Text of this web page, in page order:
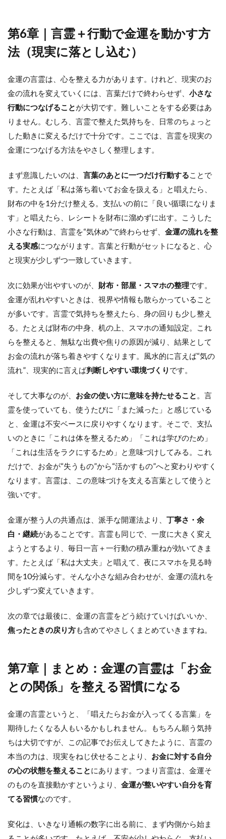
第6章｜言霊＋行動で金運を動かす方
法（現実に落とし込む）
金運の言霊は、心を整える力があります。けれど、現実のお
金の流れを変えていくには、言葉だけで終わらせず、 小さな
行動につなげることが大切です。難しいことをする必要はあ
りません。むしろ、言霊で整えた気持ちを、日常のちょっと
した動きに変えるだけで十分です。ここでは、言霊を現実の
金運につなげる方法をやさしく整理します。
まず意識したいのは、 言葉のあとに一つだけ行動することで
す。たとえば「私は落ち着いてお金を扱える」と唱えたら、
財布の中を1分だけ整える。支払いの前に「良い循環になりま
す」と唱えたら、レシートを財布に溜めずに出す。こうした
小さな行動は、言霊を“気休め”で終わらせず、 金運の流れを整
える実感につながります。言葉と行動がセットになると、心
と現実が少しずつ一致していきます。
次に効果が出やすいのが、 財布・部屋・スマホの整理です。
金運が乱れやすいときは、視界や情報も散らかっていること
が多いです。言霊で気持ちを整えたら、身の回りも少し整え
る。たとえば財布の中身、机の上、スマホの通知設定。これ
らを整えると、無駄な出費や焦りの原因が減り、結果として
お金の流れが落ち着きやすくなります。風水的に言えば“気の
流れ”、現実的に言えば判断しやすい環境づくり です。
そして大事なのが、 お金の使い方に意味を持たせること 。言
霊を使っていても、使うたびに「また減った」と感じている
と、金運は不安ベースに戻りやすくなります。そこで、支払
いのときに「これは体を整えるため」「これは学びのため」
「これは生活をラクにするため」と意味づけしてみる。これ
だけで、お金が“失うもの”から“活かすもの”へと変わりやすく
なります。言霊は、この意味づけを支える言葉として使うと
強いです。
金運が整う人の共通点は、派手な開運法より、 丁寧さ・余
白・継続があることです。言霊も同じで、一度に大きく変え
ようとするより、毎日一言＋一行動の積み重ねが効いてきま
す。たとえば「私は大丈夫」と唱えて、夜にスマホを見る時
間を10分減らす。そんな小さな組み合わせが、金運の流れを
少しずつ変えていきます。
次の章では最後に、金運の言霊をどう続けていけばいいか、
焦ったときの戻り方も含めてやさしくまとめていきますね。
第7章｜まとめ：金運の言霊は「お金
との関係」を整える習慣になる
金運の言霊というと、「唱えたらお金が入ってくる言葉」を
期待したくなる人もいるかもしれません。もちろん願う気持
ちは大切ですが、この記事でお伝えしてきたように、言霊の
本当の力は、現実をねじ伏せることより、 お金に対する自分
の心の状態を整えることにあります。つまり言霊は、金運そ
のものを直接動かすというより、 金運が整いやすい自分を育
てる習慣なのです。
変化は、いきなり通帳の数字に出る前に、まず内側から始ま